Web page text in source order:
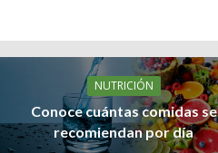
NUTRICIÓN
Conoce cuántas comidas se
recomiendan por día